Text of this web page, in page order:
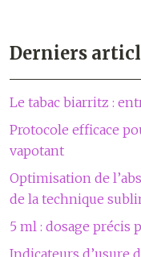
Derniers
Le tabac biarritz :
Protocole efficace
vapotant
Optimisation de
de la technique
5 ml : dosage précis
Indicateurs d’usure